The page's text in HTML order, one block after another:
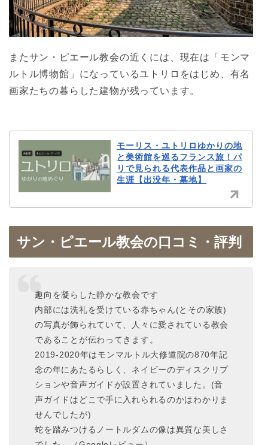
またサン・ピエール教会の近くには、現在は「モンマ
ルトル博物館」になっているユトリロをはじめ、有名
画家たちの暮らした建物が残っています。
モーリス・ユトリロゆかりの地
と美術館を巡るフランス旅！パ
リで見られる代表作品と画家の
生涯【出没年・墓地】
サン・ピエール教会の口コミ・評判
趣向を凝らした静かな教会です
内部には洗礼を受けている赤ちゃん(とその家族)
の写真が飾られていて、人々に愛されている教会
であることが伝わってきます。
2019-2020年はモンマルトル大修道院の870年記
念の年にあたるらしく、ネイビーのディスクリプ
ションや音声ガイドが設置されていました。(音
声ガイドはどこで手に入れられるのかはわかりま
せんでしたが)
蛇を踏みつけるノートルダムの像は異質な美しさ